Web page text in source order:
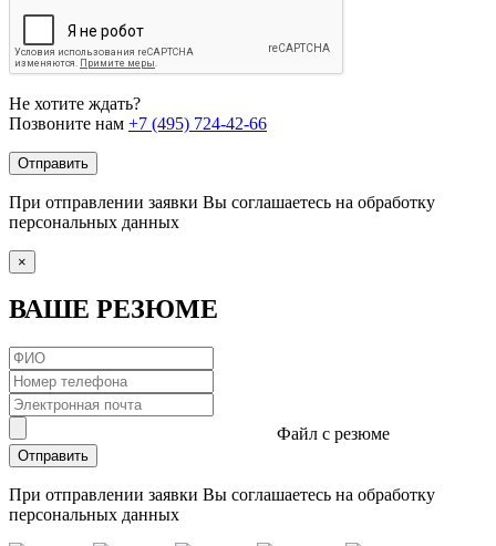
Не хотите ждать?
Позвоните нам +7 (495) 724-42-66
Отправить
При отправлении заявки Вы соглашаетесь на обработку
персональных данных
×
ВАШЕ РЕЗЮМЕ
Файл с резюме
Отправить
При отправлении заявки Вы соглашаетесь на обработку
персональных данных